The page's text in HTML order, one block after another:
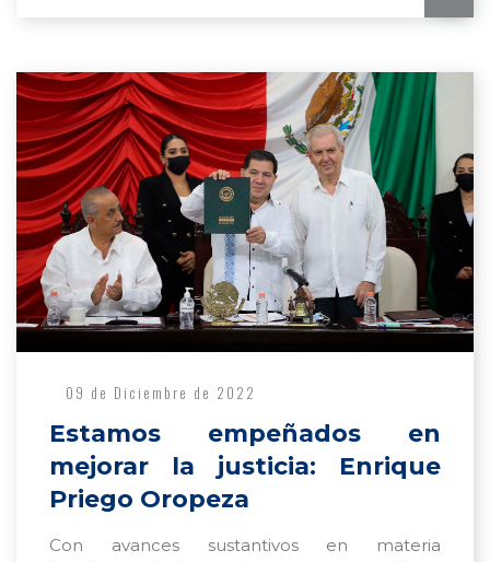
09 de Diciembre de 2022
Estamos empeñados en
mejorar la justicia: Enrique
Priego Oropeza
Con avances sustantivos en materia